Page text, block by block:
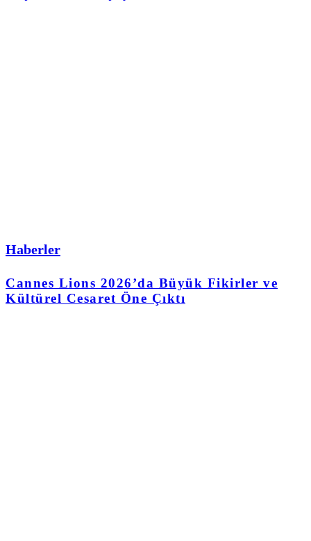
Haberler
Cannes Lions 2026’da Büyük Fikirler ve
Kültürel Cesaret Öne Çıktı